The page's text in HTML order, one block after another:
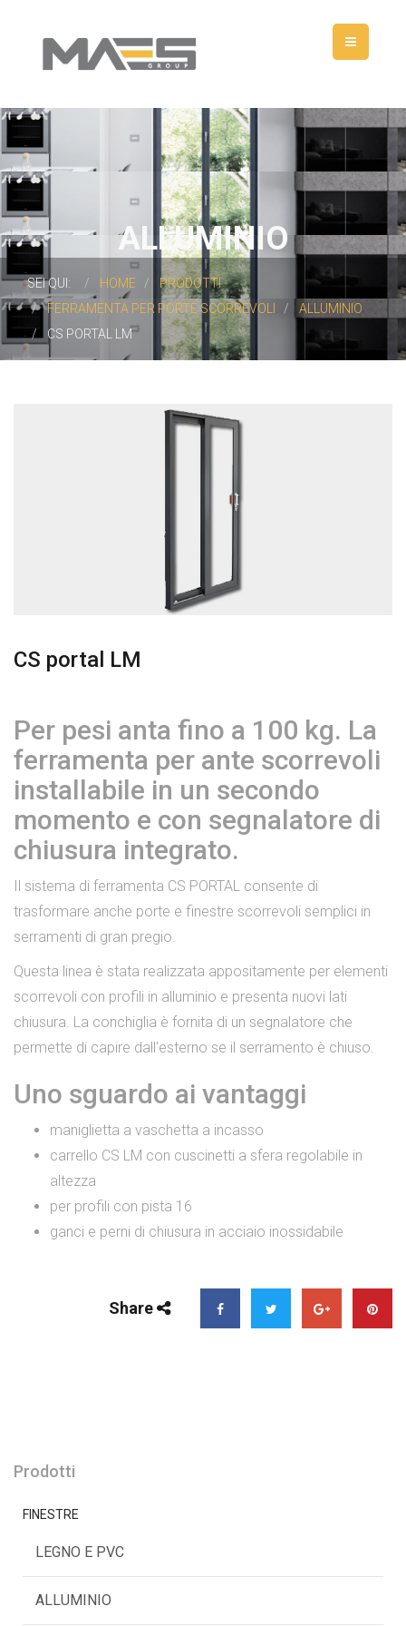
ALLUMINIO
SEI QUI: HOME
PRODOTTI
FERRAMENTA PER PORTE SCORREVOLI
ALLUMINIO
CS PORTAL LM
CS portal LM
Per pesi anta fino a 100 kg. La
ferramenta per ante scorrevoli
installabile in un secondo
momento e con segnalatore di
chiusura integrato.
Il sistema di ferramenta CS PORTAL consente di
trasformare anche porte e finestre scorrevoli semplici in
serramenti di gran pregio.
Questa linea è stata realizzata appositamente per elementi
scorrevoli con profili in alluminio e presenta nuovi lati
chiusura. La conchiglia è fornita di un segnalatore che
permette di capire dall'esterno se il serramento è chiuso.
Uno sguardo ai vantaggi
maniglietta a vaschetta a incasso
carrello CS LM con cuscinetti a sfera regolabile in
altezza
per profili con pista 16
ganci e perni di chiusura in acciaio inossidabile
Share
Prodotti
FINESTRE
LEGNO E PVC
ALLUMINIO